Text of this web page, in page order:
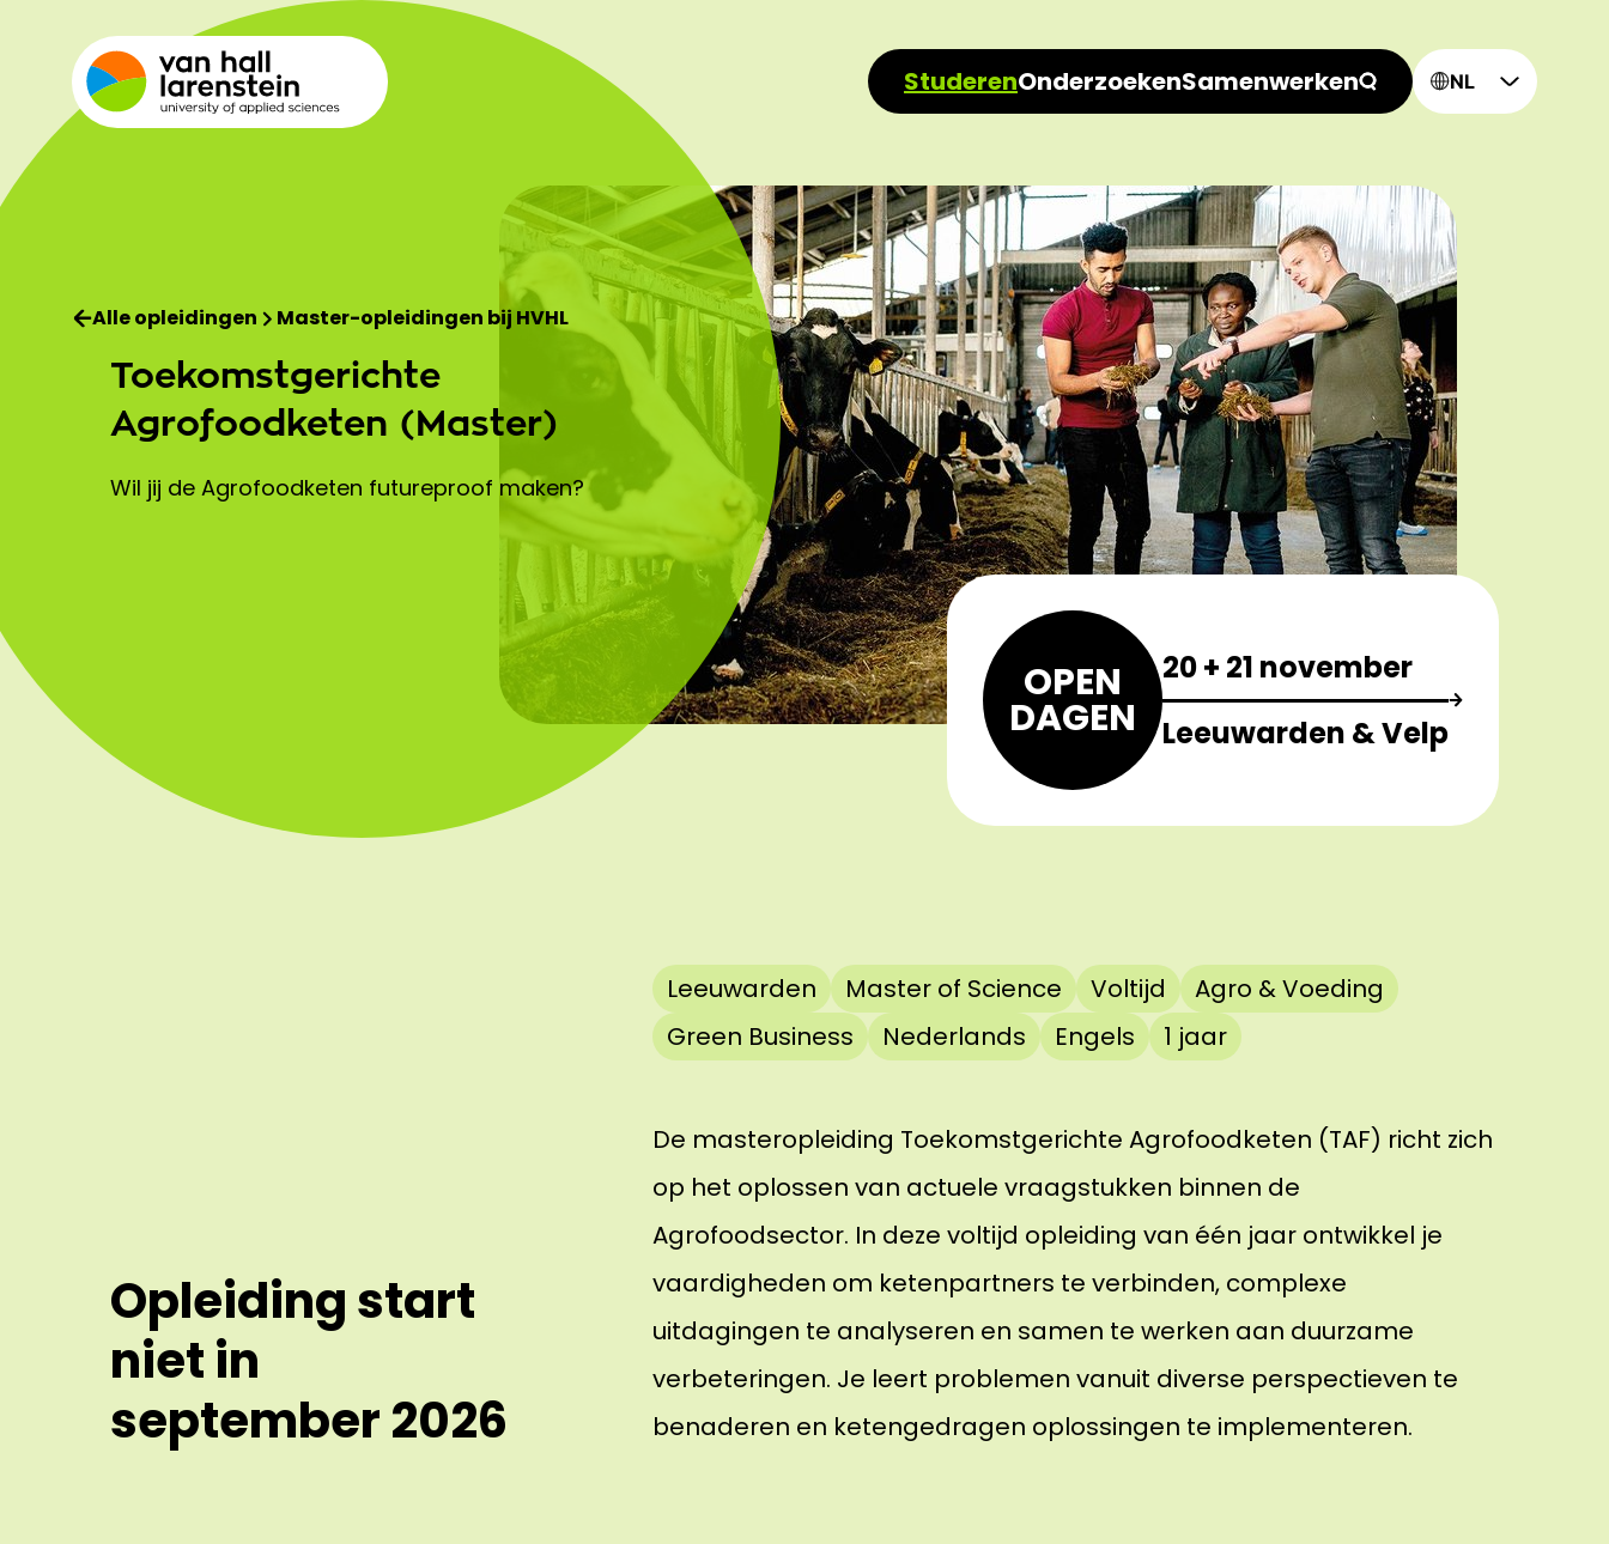
StuderenOnderzoekenSamenwerken NL
Alle opleidingen Master-opleidingen bij HVHL
Toekomstgerichte
Agrofoodketen (Master)
Wil jij de Agrofoodketen futureproof maken?
OPEN
DAGEN
20 + 21 november
Leeuwarden & Velp
Opleiding start
niet in
september 2026
Leeuwarden Master of Science Voltijd
Agro & Voeding
Green Business
Nederlands Engels 1 jaar
De masteropleiding Toekomstgerichte Agrofoodketen (TAF) richt zich
op het oplossen van actuele vraagstukken binnen de
Agrofoodsector. In deze voltijd opleiding van één jaar ontwikkel je
vaardigheden om ketenpartners te verbinden, complexe
uitdagingen te analyseren en samen te werken aan duurzame
verbeteringen. Je leert problemen vanuit diverse perspectieven te
benaderen en ketengedragen oplossingen te implementeren.